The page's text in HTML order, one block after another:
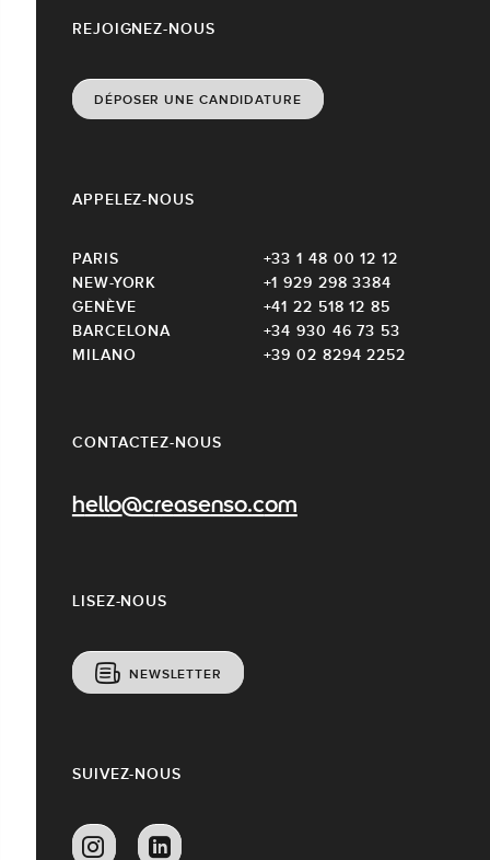
CONTACTEZ-NOUS
hello@creasenso.com
REJOIGNEZ-NOUS
DÉPOSER UNE CANDIDATURE
LISEZ-NOUS
NEWSLETTER
APPELEZ-NOUS
PARIS
+33 1 48 00 12 12
NEW-YORK
+1 929 298 3384
GENÈVE
+41 22 518 12 85
BARCELONA
+34 930 46 73 53
MILANO
+39 02 8294 2252
SUIVEZ-NOUS